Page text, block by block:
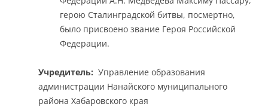
герою Сталинградской битвы, посмертно,
было присвоено звание Героя Российской
Федерации.
Учредитель: Управление образования
администрации Нанайского муниципального
района Хабаровского края